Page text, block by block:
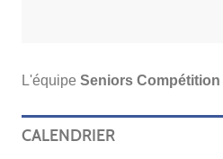
L'équipe Seniors Compétition
CALENDRIER